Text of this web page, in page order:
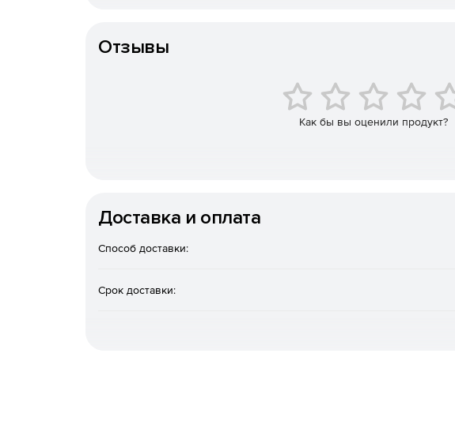
Дополнительное программное обеспечение:
Microsoft .NET Framework (1.1 SP1 или 2.0).
Отзывы
Как бы вы оценили продукт?
Доставка и оплата
Способ доставки:
Срок доставки: